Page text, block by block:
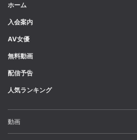
ホーム
入会案内
AV女優
無料動画
配信予告
人気ランキング
動画